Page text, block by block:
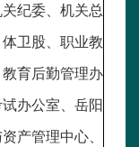
纪委、机关总
卫股、职业教
育后勤管理办
办公室、岳阳
产管理中心、